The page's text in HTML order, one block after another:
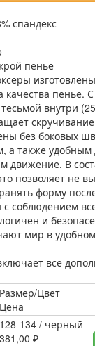
спандекс
пенье
качества пенье.
внутри
без боковых
а также удобным
движение. В
позволяет не
форму
с соблюдением
и
мир в
все
Размер/Цвет
Цена
128-134 / черный
381,00 ₽